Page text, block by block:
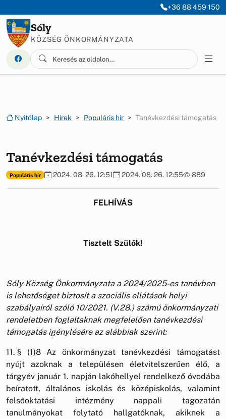
+36 88 459 150
Sóly
KÖZSÉG ÖNKORMÁNYZATA
Nyitólap Hírek Populáris hír Tanévkezdési támogatás
Tanévkezdési támogatás
Populáris hír 2024. 08. 26. 12:51 2024. 08. 26. 12:55 889
FELHÍVÁS
Tisztelt Szülők!
Sóly Község Önkormányzata a 2024/2025-es tanévben
is lehetőséget biztosít a szociális ellátások helyi
szabályairól szóló 10/2021. (V.28.) számú önkormányzati
rendeletben foglaltaknak megfelelően tanévkezdési
támogatás igénylésére az alábbiak szerint:
11. § (1)8 Az önkormányzat tanévkezdési támogatást
nyújt azoknak a településen életvitelszerűen élő, a
tárgyév január 1. napján lakóhellyel rendelkező óvodába
beíratott, általános iskolás és középiskolás, valamint
felsőoktatási intézmény nappali tagozatán
tanulmányokat folytató hallgatóknak, akiknek a